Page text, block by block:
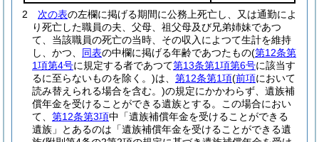
2 次の表の左欄に掲げる期間に公務上死亡し、又は通勤によ
り死亡した職員の夫、父母、祖父母及び兄弟姉妹であつ
て、当該職員の死亡の当時、その収入によつて生計を維持
し、かつ、 同表の中欄に掲げる年齢であつたもの(第12条第
1項第4号に規定する者であつて第13条第1項第6号に該当す
るに至らないものを除く。)は、 第12条第1項(前項において
読み替えられる場合を含む。)の規定にかかわらず、遺族補
償年金を受けることができる遺族とする。
この場合におい
て、 第12条第3項中「遺族補償年金を受けることができる
遺族」とあるのは「遺族補償年金を受けることができる遺